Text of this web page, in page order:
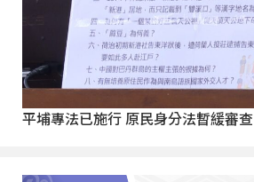
平埔專法已施行 原民身分法暫緩審查